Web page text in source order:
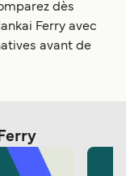
dès
Ferry avec
avant de